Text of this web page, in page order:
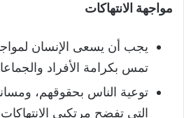
مواجهة الانتهاكات
يجب أن يسعى الإنسان
تمس بكرامة الأفراد
توعية الناس بحقوقهم،
التي تفضح مرتكبي